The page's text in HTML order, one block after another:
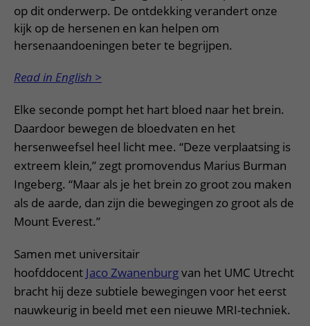
op dit onderwerp. De ontdekking verandert onze
kijk op de hersenen en kan helpen om
hersenaandoeningen beter te begrijpen.
Read in English >
Elke seconde pompt het hart bloed naar het brein.
Daardoor bewegen de bloedvaten en het
hersenweefsel heel licht mee. “Deze verplaatsing is
extreem klein,” zegt promovendus Marius Burman
Ingeberg. “Maar als je het brein zo groot zou maken
als de aarde, dan zijn die bewegingen zo groot als de
Mount Everest.”
Samen met universitair
hoofddocent Jaco Zwanenburgvan het UMC Utrecht
bracht hij deze subtiele bewegingen voor het eerst
nauwkeurig in beeld met een nieuwe MRI-techniek.